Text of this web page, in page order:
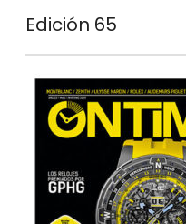
Edición 65